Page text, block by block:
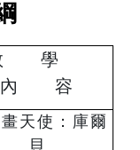
學
內 容
天使：庫爾
⾙